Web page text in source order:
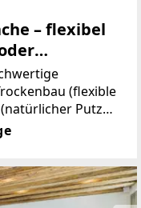
– flexibel
(flexible
Putz
gute